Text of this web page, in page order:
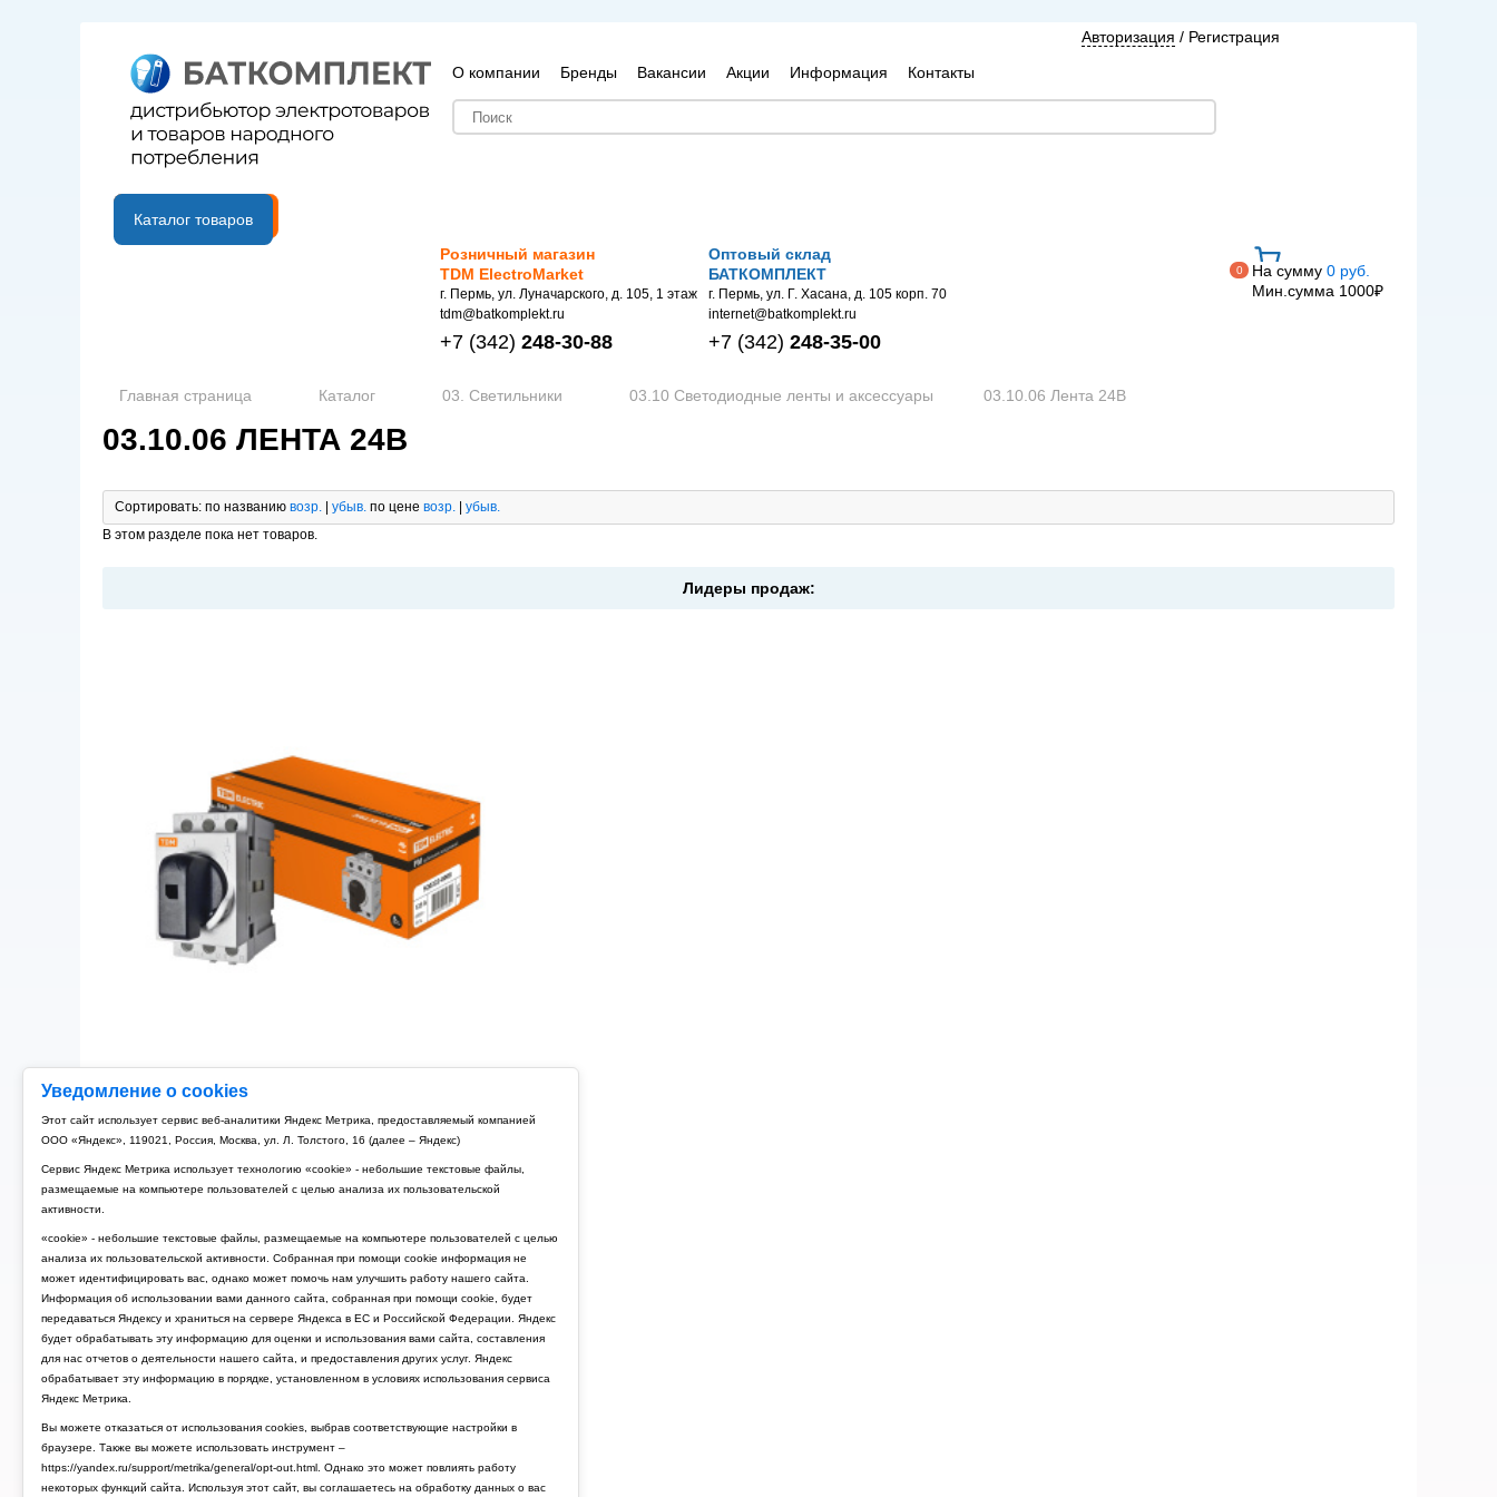
Уведомление о cookies
Этот сайт использует сервис веб-аналитики Яндекс Метрика, предоставляемый компанией
ООО «Яндекс», 119021, Россия, Москва, ул. Л. Толстого, 16 (далее – Яндекс)
Сервис Яндекс Метрика использует технологию «cookie» - небольшие текстовые файлы,
размещаемые на компьютере пользователей с целью анализа их пользовательской
активности.
«cookie» - небольшие текстовые файлы, размещаемые на компьютере пользователей с целью
анализа их пользовательской активности. Собранная при помощи cookie информация не
может идентифицировать вас, однако может помочь нам улучшить работу нашего сайта.
Информация об использовании вами данного сайта, собранная при помощи cookie, будет
передаваться Яндексу и храниться на сервере Яндекса в ЕС и Российской Федерации. Яндекс
будет обрабатывать эту информацию для оценки и использования вами сайта, составления
для нас отчетов о деятельности нашего сайта, и предоставления других услуг. Яндекс
обрабатывает эту информацию в порядке, установленном в условиях использования сервиса
Яндекс Метрика.
Вы можете отказаться от использования cookies, выбрав соответствующие настройки в
браузере. Также вы можете использовать инструмент –
https://yandex.ru/support/metrika/general/opt-out.html. Однако это может повлиять работу
некоторых функций сайта. Используя этот сайт, вы соглашаетесь на обработку данных о вас
О компании Бренды Вакансии Акции Информация Контакты
Авторизация / Регистрация
B2B портал
Каталог товаров
Розничный магазин
TDM ElectroMarket
г. Пермь, ул. Луначарского, д. 105, 1 этаж
tdm@batkomplekt.ru
+7 (342) 248-30-88
Оптовый склад
БАТКОМПЛЕКТ
г. Пермь, ул. Г. Хасана, д. 105 корп. 70
internet@batkomplekt.ru
+7 (342) 248-35-00
0 На сумму 0 руб.
Мин.сумма 1000₽
Главная страница Каталог 03. Светильники 03.10 Светодиодные ленты и аксессуары 03.10.06 Лента 24В
03.10.06 ЛЕНТА 24В
Сортировать: по названию возр. | убыв. по цене возр. | убыв.
В этом разделе пока нет товаров.
Лидеры продаж: